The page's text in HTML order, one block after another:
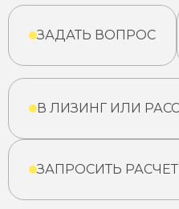
ЗАДАТЬ ВОПРОС
В ЛИЗИНГ ИЛИ
ЗАПРОСИТЬ